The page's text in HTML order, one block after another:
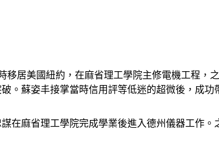
居美國紐約，在麻省理工學院主修電機工程
。蘇姿丰接掌當時信用評等低迷的超微後，成功
在麻省理工學院完成學業後進入德州儀器工作